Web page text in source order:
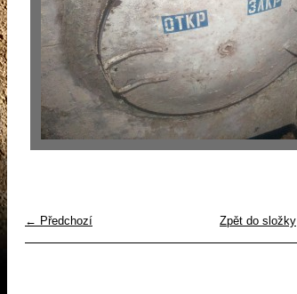
← Předchozí Zpět do složky